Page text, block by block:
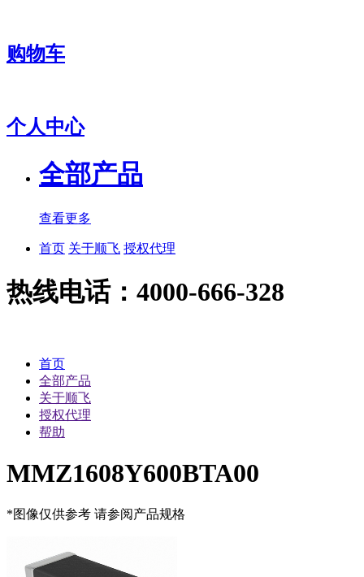
购物车
个人中心
全部产品
查看更多
首页 关于顺飞 授权代理
热线电话：4000-666-328
首页
全部产品
关于顺飞
授权代理
帮助
MMZ1608Y600BTA00
*图像仅供参考 请参阅产品规格